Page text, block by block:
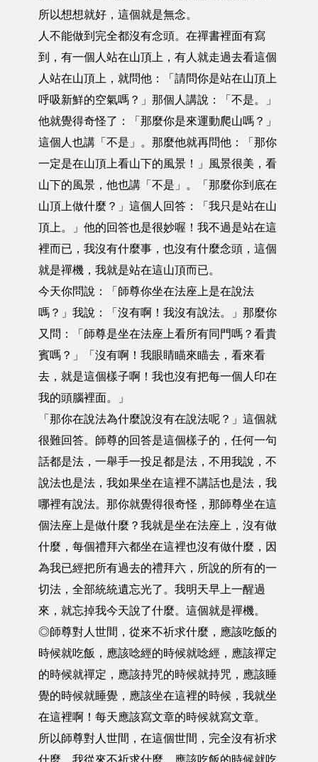
所以想想就好，這個就是無念。
人不能做到完全都沒有念頭。在禪書裡面有寫
到，有一個人站在山頂上，有人就走過去看這個
人站在山頂上，就問他：「請問你是站在山頂上
呼吸新鮮的空氣嗎？」那個人講說：「不是。」
他就覺得奇怪了：「那麼你是來運動爬山嗎？」
這個人也講「不是」。那麼他就再問他：「那你
一定是在山頂上看山下的風景！」風景很美，看
山下的風景，他也講「不是」。「那麼你到底在
山頂上做什麼？」這個人回答：「我只是站在山
頂上。」他的回答也是很妙喔！我不過是站在這
裡而已，我沒有什麼事，也沒有什麼念頭，這個
就是禪機，我就是站在這山頂而已。
今天你問說：「師尊你坐在法座上是在說法
嗎？」我說：「沒有啊！我沒有說法。」那麼你
又問：「師尊是坐在法座上看所有同門嗎？看貴
賓嗎？」「沒有啊！我眼睛瞄來瞄去，看來看
去，就是這個樣子啊！我也沒有把每一個人印在
我的頭腦裡面。」
「那你在說法為什麼說沒有在說法呢？」這個就
很難回答。師尊的回答是這個樣子的，任何一句
話都是法，一舉手一投足都是法，不用我說，不
說法也是法，我如果坐在這裡不講話也是法，我
哪裡有說法。那你就覺得很奇怪，那師尊坐在這
個法座上是做什麼？我就是坐在法座上，沒有做
什麼，每個禮拜六都坐在這裡也沒有做什麼，因
為我已經把所有過去的禮拜六，所說的所有的一
切法，全部統統遺忘光了。我明天早上一醒過
來，就忘掉我今天說了什麼。這個就是禪機。
◎師尊對人世間，從來不祈求什麼，應該吃飯的
時候就吃飯，應該唸經的時候就唸經，應該禪定
的時候就禪定，應該持咒的時候就持咒，應該睡
覺的時候就睡覺，應該坐在這裡的時候，我就坐
在這裡啊！每天應該寫文章的時候就寫文章。
所以師尊對人世間，在這個世間，完全沒有祈求
什麼，我從來不祈求什麼，應該吃飯的時候就吃